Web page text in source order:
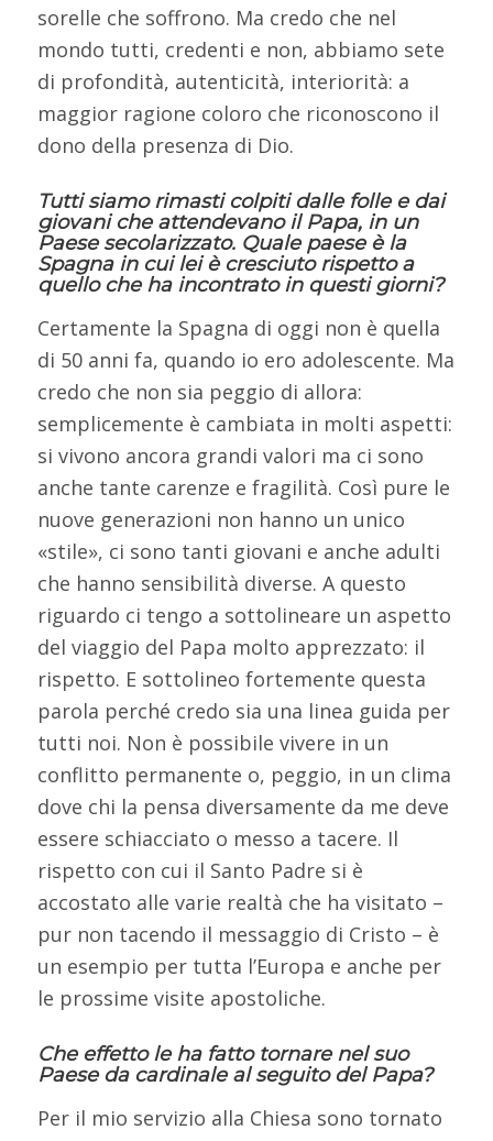
sorelle che soffrono. Ma credo che nel
mondo tutti, credenti e non, abbiamo sete
di profondità, autenticità, interiorità: a
maggior ragione coloro che riconoscono il
dono della presenza di Dio.
Tutti siamo rimasti colpiti dalle folle e dai
giovani che attendevano il Papa, in un
Paese secolarizzato. Quale paese è la
Spagna in cui lei è cresciuto rispetto a
quello che ha incontrato in questi giorni?
Certamente la Spagna di oggi non è quella
di 50 anni fa, quando io ero adolescente. Ma
credo che non sia peggio di allora:
semplicemente è cambiata in molti aspetti:
si vivono ancora grandi valori ma ci sono
anche tante carenze e fragilità. Così pure le
nuove generazioni non hanno un unico
«stile», ci sono tanti giovani e anche adulti
che hanno sensibilità diverse. A questo
riguardo ci tengo a sottolineare un aspetto
del viaggio del Papa molto apprezzato: il
rispetto. E sottolineo fortemente questa
parola perché credo sia una linea guida per
tutti noi. Non è possibile vivere in un
conflitto permanente o, peggio, in un clima
dove chi la pensa diversamente da me deve
essere schiacciato o messo a tacere. Il
rispetto con cui il Santo Padre si è
accostato alle varie realtà che ha visitato –
pur non tacendo il messaggio di Cristo – è
un esempio per tutta l’Europa e anche per
le prossime visite apostoliche.
Che effetto le ha fatto tornare nel suo
Paese da cardinale al seguito del Papa?
Per il mio servizio alla Chiesa sono tornato